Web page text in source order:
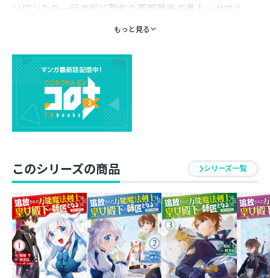
ソロンたち一行の前に現れた死都最後の番人・サウル。
彼の神同等の力を前に苦戦するが、間一髪フィリアの助
力により勝利を収める。
練習の成果を発揮して嬉しそうな弟子の姿に、ソロンも
師としての喜びと攻略の安堵を実感する。
その一方でクレオンから明かされていた裏切り者の存在
に、ひとり胸騒ぎを覚えていた。
前人未到の偉業への歓喜に沸き、誰もが作戦の成功を確
信したその矢先――クレオンが裏切り者の刃に倒れる。
もっと見る
このシリーズの商品 シリーズ一覧